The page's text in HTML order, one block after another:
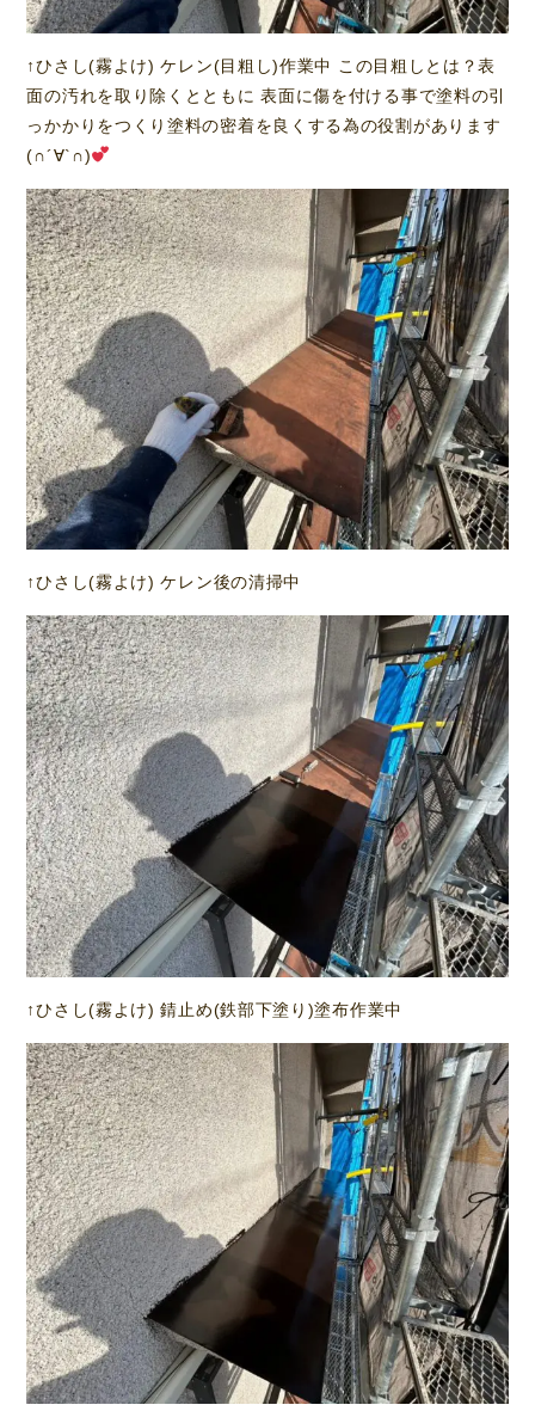
↑ひさし(霧よけ) ケレン(目粗し)作業中 この目粗しとは？表
面の汚れを取り除くとともに 表面に傷を付ける事で塗料の引
っかかりをつくり塗料の密着を良くする為の役割があります
(∩´∀`∩)
↑ひさし(霧よけ) ケレン後の清掃中
↑ひさし(霧よけ) 錆止め(鉄部下塗り)塗布作業中